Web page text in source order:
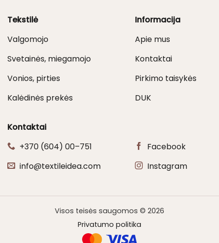
Tekstilė
Valgomojo
Svetainės, miegamojo
Vonios, pirties
Kalėdinės prekės
Informacija
Apie mus
Kontaktai
Pirkimo taisykės
DUK
Kontaktai
+370 (604) 00–751
info@textileidea.com
Facebook
Instagram
Visos teisės saugomos © 2026
Privatumo politika